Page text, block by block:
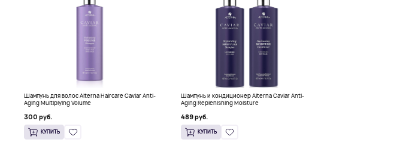
Шампунь для волос Alterna Haircare Caviar Anti-
Aging Multiplying Volume
300 руб.
КУПИТЬ
Шампунь и кондиционер Alterna Caviar Anti-
Aging Replenishing Moisture
489 руб.
КУПИТЬ